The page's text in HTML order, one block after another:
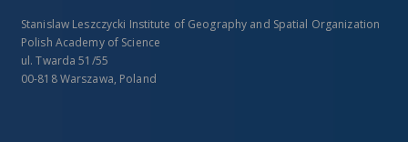
Stanislaw Leszczycki Institute of Geography and Spatial Organization
Polish Academy of Science
ul. Twarda 51/55
00-818 Warszawa, Poland